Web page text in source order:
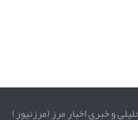
و خبری اخبار مرز (مرزنیوز)